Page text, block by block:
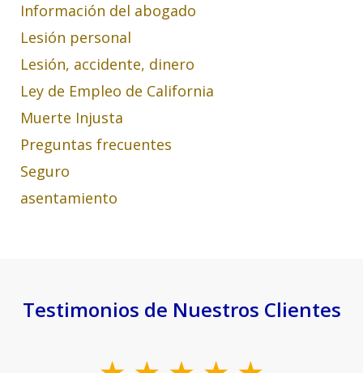
Información del abogado
Lesión personal
Lesión, accidente, dinero
Ley de Empleo de California
Muerte Injusta
Preguntas frecuentes
Seguro
asentamiento
Testimonios de Nuestros Clientes